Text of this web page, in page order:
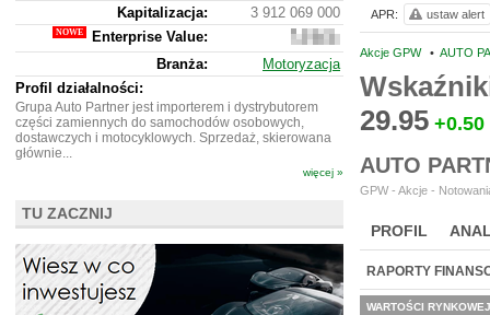
Akcje GPW • AUTO
29.95 +0.50
AUTO
GPW - Akcje -
PROFIL
WYCENA BR
RAPORTY
WARTOŚCI RYNKOWEJ
APR: ustaw alert
Kapitalizacja:
3 912 069 000
Enterprise Value:
4
362
091
Branża:
Motoryzacja
Profil działalności:
Grupa Auto Partner jest importerem i dystrybutorem
części zamiennych do samochodów osobowych,
dostawczych i motocyklowych. Sprzedaż, skierowana
głównie...
więcej »
TU ZACZNIJ